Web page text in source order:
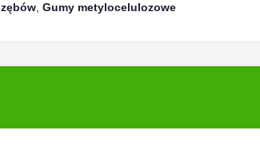
Gumy metylocelulozowe